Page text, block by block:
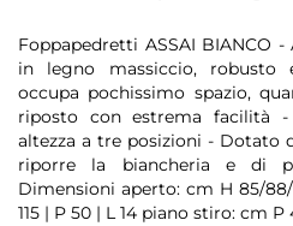
Foppapedretti ASSAI BIANCO
in legno massiccio, robusto
occupa pochissimo spazio,
riposto con estrema facilità
altezza a tre posizioni - Dotato
riporre la biancheria e di
Dimensioni aperto: cm H 85/
115 | P 50 | L 14 piano stiro: cm P